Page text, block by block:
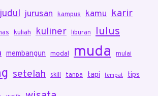
judul jurusan kampus kamu karir
kuliah kuliner liburan lulus
membangun modal muda mulai
setelah skill tanpa tapi tempat tips